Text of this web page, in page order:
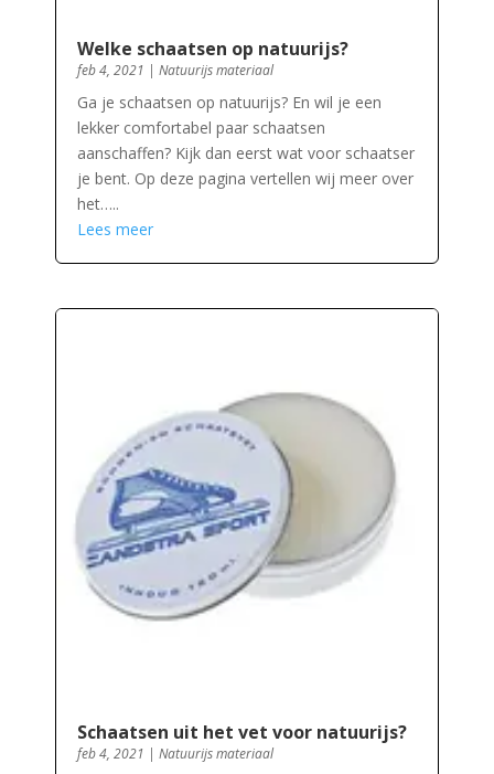
Welke schaatsen op natuurijs?
feb 4, 2021 | Natuurijs materiaal
Ga je schaatsen op natuurijs? En wil je een
lekker comfortabel paar schaatsen
aanschaffen? Kijk dan eerst wat voor schaatser
je bent. Op deze pagina vertellen wij meer over
het…..
Lees meer
Schaatsen uit het vet voor natuurijs?
feb 4, 2021 | Natuurijs materiaal